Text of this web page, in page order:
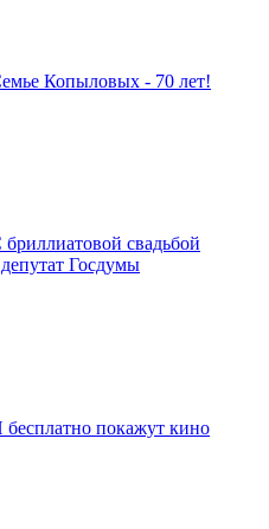
Копыловых - 70 лет!
бриллиатовой свадьбой
Госдумы
бесплатно покажут кино